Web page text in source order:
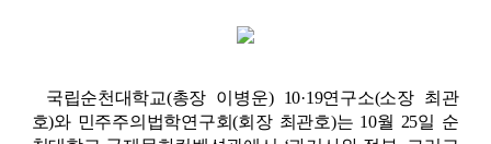
국립순천대학교(총장 이병운) 10·19연구소(소장 최관
호)와 민주주의법학연구회(회장 최관호)는 10월 25일 순